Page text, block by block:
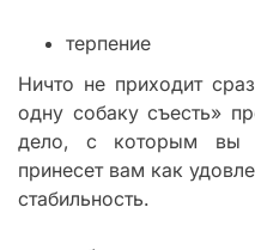
терпение
Ничто не приходит
одну собаку съесть»
дело, с которым вы
принесет вам как
стабильность.